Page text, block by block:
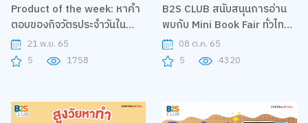
Product of the week: หาคำ
ตอบของกิจวัตรประจำวันใน
"The science of
living วิทยาศาสตร์ของการใช้
ชีวิต"
21 พ.ย. 65
5
1758
B2S CLUB สนับสนุนการอ่าน
พบกับ Mini Book Fair ทั่วไทย
ตลอดเดือน และชวนมาหาคำ
ตอบว่าอ่านหนังสือแล้วชีวิตจะดี
ขึ้นอย่างไร
08 ต.ค. 65
5
4320